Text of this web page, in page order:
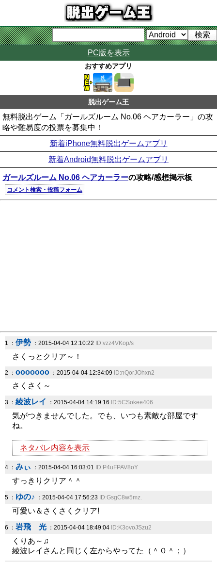
PC版を表示
おすすめアプリ
脱出ゲーム王
無料脱出ゲーム「ガールズルーム No.06 ヘアカーラー」の攻
略や難易度の投票を募集中！
新着iPhone無料脱出ゲームアプリ
新着Android無料脱出ゲームアプリ
ガールズルーム No.06 ヘアカーラーの攻略/感想掲示板
コメント検索・投稿フォーム
1 ： 伊勢 ：2015-04-04 12:10:22 ID:vzz4VKop/s
さくっとクリア～！
2 ： ooooooo ：2015-04-04 12:34:09 ID:nQorJOhxn2
さくさく～
3 ： 綾波レイ ：2015-04-04 14:19:16 ID:5CSokee406
気がつきませんでした。でも、いつも素敵な部屋です
ね。
ネタバレ内容を表示
4 ： みぃ ：2015-04-04 16:03:01 ID:P4uFPAV8oY
すっきりクリア＾＾
5 ： ゆの♪ ：2015-04-04 17:56:23 ID:GsgC8w5mz.
可愛い＆さくさくクリア!
6 ： 岩飛 光 ：2015-04-04 18:49:04 ID:K3ovoJSzu2
くりあ～♫
綾波レイさんと同じく左からやってた（＾０＾；）